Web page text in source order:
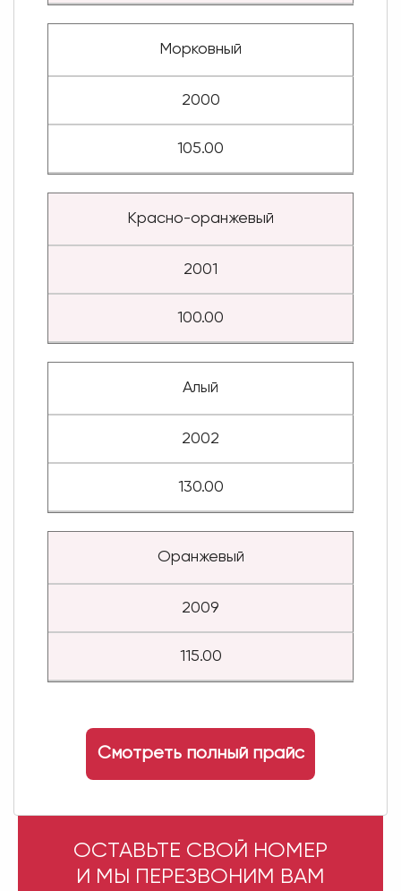
Морковный
2000
105.00
Красно-оранжевый
2001
100.00
Алый
2002
130.00
Оранжевый
2009
115.00
Смотреть полный прайс
ОСТАВЬТЕ СВОЙ НОМЕР
И МЫ ПЕРЕЗВОНИМ ВАМ